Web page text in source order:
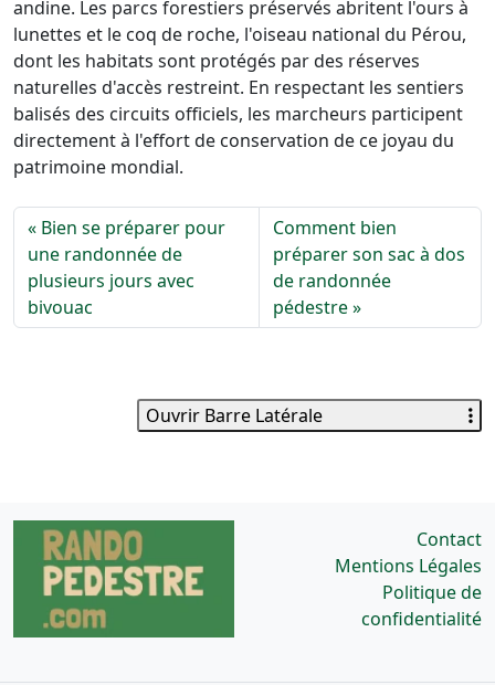
andine. Les parcs forestiers préservés abritent l'ours à
lunettes et le coq de roche, l'oiseau national du Pérou,
dont les habitats sont protégés par des réserves
naturelles d'accès restreint. En respectant les sentiers
balisés des circuits officiels, les marcheurs participent
directement à l'effort de conservation de ce joyau du
patrimoine mondial.
Bien se préparer pour
une randonnée de
plusieurs jours avec
bivouac
Comment bien
préparer son sac à dos
de randonnée
pédestre
Ouvrir Barre Latérale
Contact
Mentions Légales
Politique de
confidentialité